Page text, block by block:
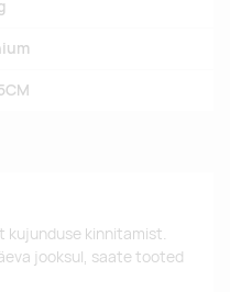
kujunduse kinnitamist.
jooksul, saate tooted